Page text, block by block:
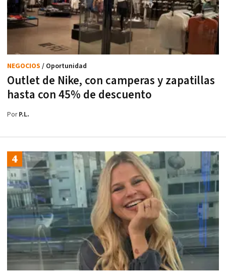
Outlet de Nike, con camperas y zapatillas
hasta con 45% de descuento
NEGOCIOS / Oportunidad
PorP.L.